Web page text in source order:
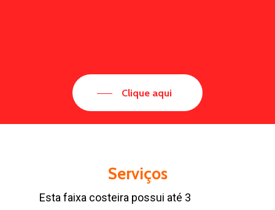
Clique aqui
Serviços
Esta faixa costeira possui até 3